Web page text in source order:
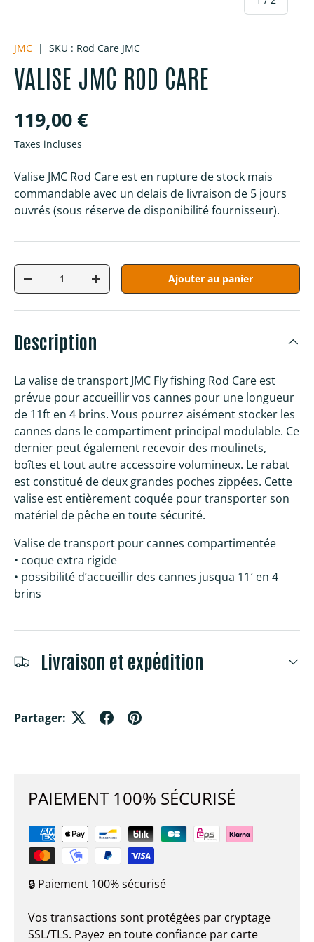
JMC | SKU : Rod Care JMC
VALISE JMC ROD CARE
Prix habituel
119,00 €
Taxes incluses
Valise JMC Rod Care est en rupture de stock mais
commandable avec un delais de livraison de 5 jours
ouvrés (sous réserve de disponibilité fournisseur).
Qté
Diminuer la quantitéAugmenter la quantitéAjouter au panier
Description
La valise de transport JMC Fly fishing Rod Care est
prévue pour accueillir vos cannes pour une longueur
de 11ft en 4 brins. Vous pourrez aisément stocker les
cannes dans le compartiment principal modulable. Ce
dernier peut également recevoir des moulinets,
boîtes et tout autre accessoire volumineux. Le rabat
est constitué de deux grandes poches zippées. Cette
valise est entièrement coquée pour transporter son
matériel de pêche en toute sécurité.
Valise de transport pour cannes compartimentée
• coque extra rigide
• possibilité d’accueillir des cannes jusqua 11′ en 4
brins
Livraison et expédition
Partager:
PAIEMENT 100% SÉCURISÉ
🔒 Paiement 100% sécurisé
Vos transactions sont protégées par cryptage
SSL/TLS. Payez en toute confiance par carte